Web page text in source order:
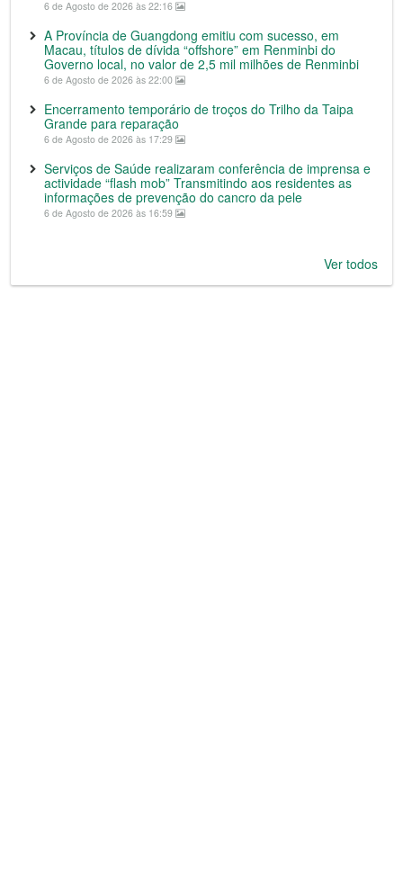
6 de Agosto de 2026 às 22:16
A Província de Guangdong emitiu com sucesso, em
Macau, títulos de dívida “offshore” em Renminbi do
Governo local, no valor de 2,5 mil milhões de Renminbi
6 de Agosto de 2026 às 22:00
Encerramento temporário de troços do Trilho da Taipa
Grande para reparação
6 de Agosto de 2026 às 17:29
Serviços de Saúde realizaram conferência de imprensa e
actividade “flash mob” Transmitindo aos residentes as
informações de prevenção do cancro da pele
6 de Agosto de 2026 às 16:59
Ver todos